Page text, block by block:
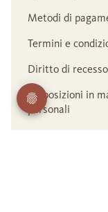
Metodi di
Termini e
Diritto di
Disposizioni in
personali